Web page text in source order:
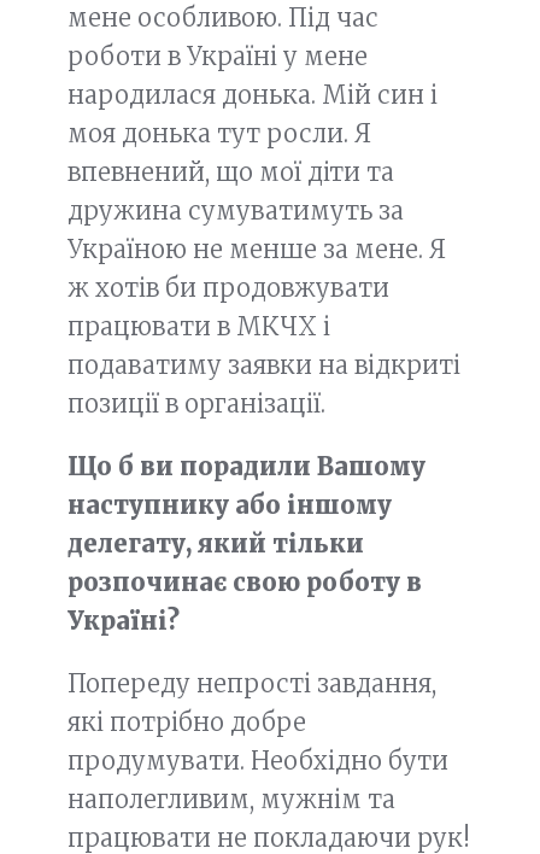
мене особливою. Під час
роботи в Україні у мене
народилася донька. Мій син і
моя донька тут росли. Я
впевнений, що мої діти та
дружина сумуватимуть за
Україною не менше за мене. Я
ж хотів би продовжувати
працювати в МКЧХ і
подаватиму заявки на відкриті
позиції в організації.
Що б ви порадили Вашому
наступнику або іншому
делегату, який тільки
розпочинає свою роботу в
Україні?
Попереду непрості завдання,
які потрібно добре
продумувати. Необхідно бути
наполегливим, мужнім та
працювати не покладаючи рук!